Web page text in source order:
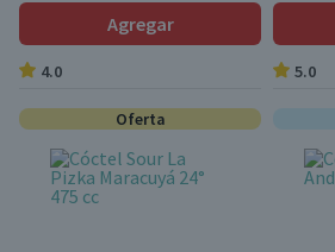
Agregar
4.0 5.0
Oferta